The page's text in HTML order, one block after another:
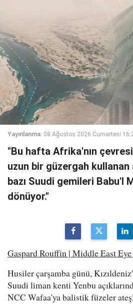
Yayınlanma: 08 Ağustos 2026 Cumartesi
"Bu hafta Afrika'nın
uzun bir güzergah kullanan
bazı Suudi gemileri Babu'l
dönüyor."
Gaspard Rouffin | Middle East
Husiler çarşamba günü,
Suudi liman kenti Yenbu
NCC Wafaa'ya balistik füzeler